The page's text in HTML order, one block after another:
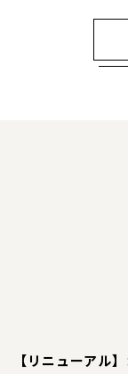
【リニューアル